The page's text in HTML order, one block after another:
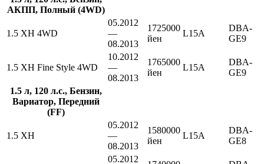
АКПП, Полный (4WD)
1.5 XH 4WD
05.2012
—
08.2013
1725000
йен
L15A
DBA-
GE9
1.5 XH Fine Style 4WD
10.2012
—
08.2013
1765000
йен
L15A
DBA-
GE9
1.5 л, 120 л.с., Бензин,
Вариатор, Передний
(FF)
1.5 XH
05.2012
—
08.2013
1580000
йен
L15A
DBA-
GE8
05.2012